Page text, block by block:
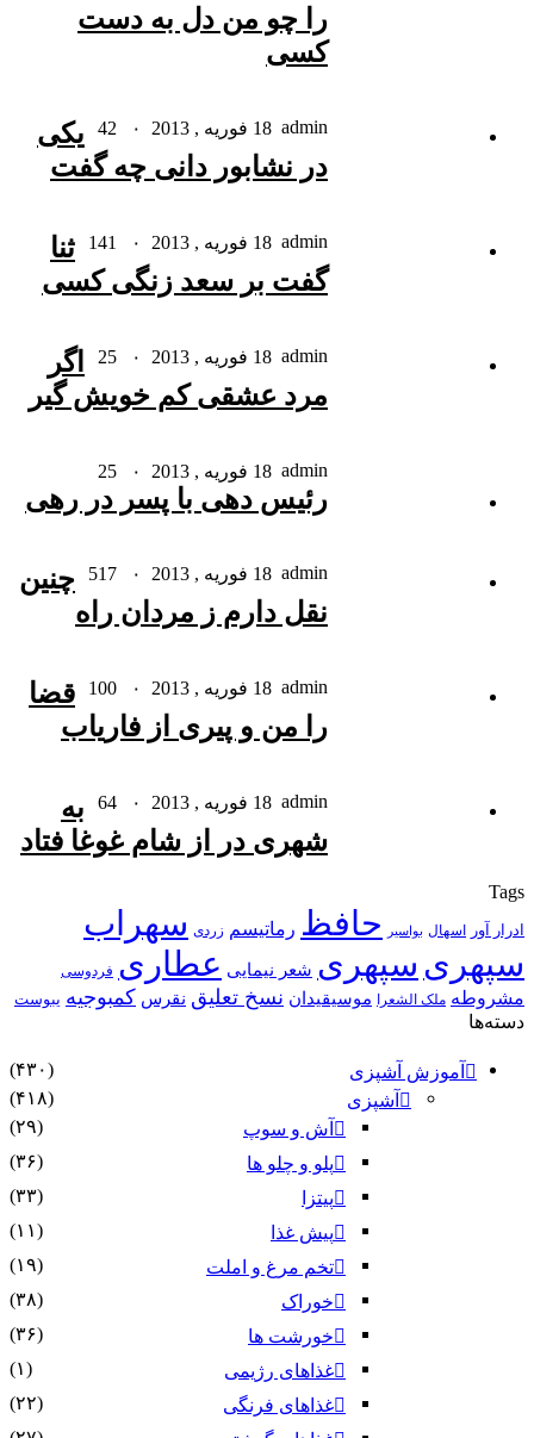
را چو من دل به دست
کسی
admin 18 فوریه , 2013 ۰
یکی
در نشابور دانی چه گفت
admin 18 فوریه , 2013 ۰
ثنا
گفت بر سعد زنگی کسی
admin 18 فوریه , 2013 ۰
اگر
مرد عشقی کم خویش گیر
admin 18 فوریه , 2013 ۰
رئیس دهی با پسر در رهی
admin 18 فوریه , 2013 ۰
چنین
نقل دارم ز مردان راه
admin 18 فوریه , 2013 ۰
قضا
را من و پیری از فاریاب
admin 18 فوریه , 2013 ۰
به
شهری در از شام غوغا فتاد
Tags
ادرار آور اسهال بواسیر حافظ رماتیسم زردی سهراب
سپهری سپهری شعر نیمایی عطاری فردوسی
مشروطه ملک الشعرا موسیقیدان نسخ تعلیق نقرس کمبوجیه یبوست
دسته‌ها
آموزش آشپزی
(۴۳۰)
آشپزی
(۴۱۸)
آش و سوپ
(۲۹)
پلو و چلو ها
(۳۶)
پیتزا
(۳۳)
پیش غذا
(۱۱)
تخم مرغ و املت
(۱۹)
خوراک
(۳۸)
خورشت ها
(۳۶)
غذاهای رژیمی
(۱)
غذاهای فرنگی
(۲۲)